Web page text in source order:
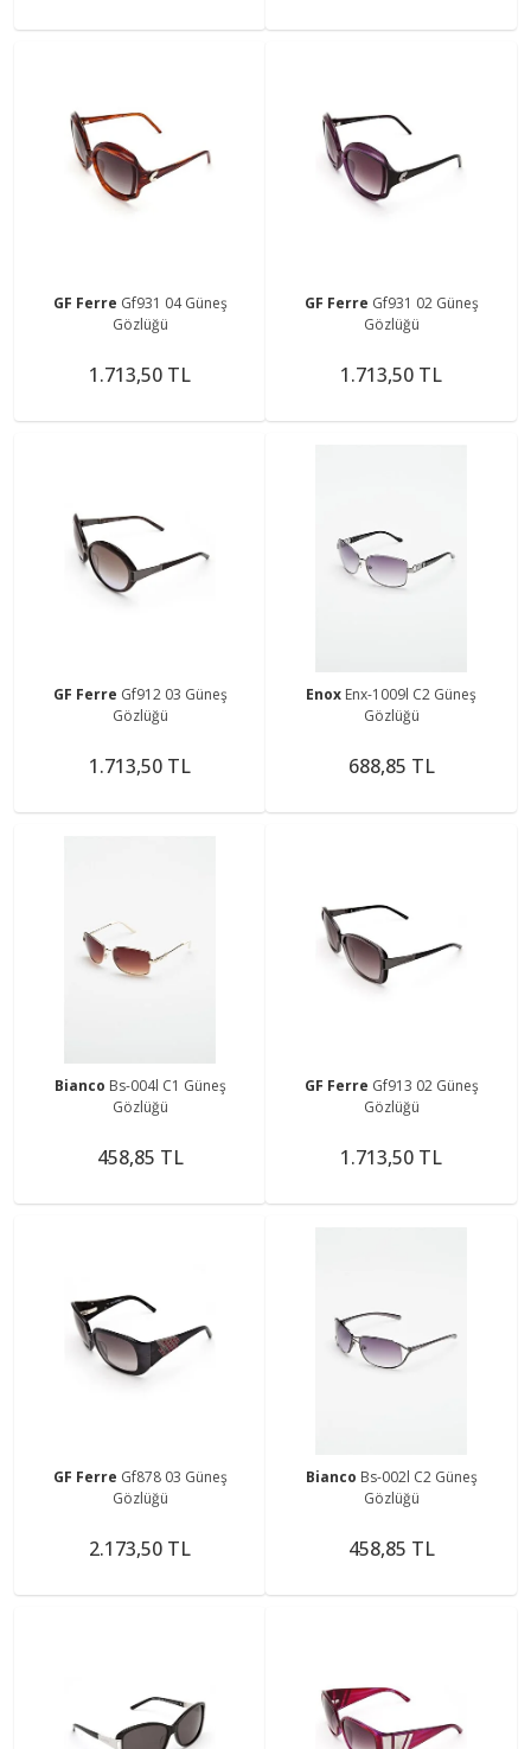
GF Ferre Gf931 04 Güneş
Gözlüğü
1.713,50 TL
GF Ferre Gf931 02 Güneş
Gözlüğü
1.713,50 TL
GF Ferre Gf912 03 Güneş
Gözlüğü
1.713,50 TL
Enox Enx-1009l C2 Güneş
Gözlüğü
688,85 TL
Bianco Bs-004l C1 Güneş
Gözlüğü
458,85 TL
GF Ferre Gf913 02 Güneş
Gözlüğü
1.713,50 TL
GF Ferre Gf878 03 Güneş
Gözlüğü
2.173,50 TL
Bianco Bs-002l C2 Güneş
Gözlüğü
458,85 TL